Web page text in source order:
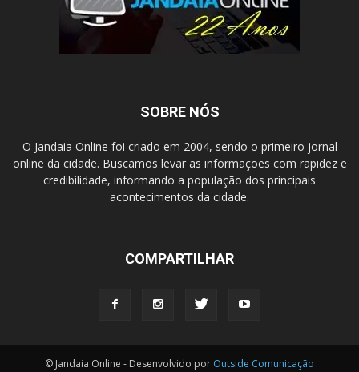
SOBRE NÓS
O Jandaia Online foi criado em 2004, sendo o primeiro jornal
online da cidade. Buscamos levar as informações com rapidez e
credibilidade, informando a população dos principais
acontecimentos da cidade.
COMPARTILHAR
© Jandaia Online - Desenvolvido por Outside Comunicação